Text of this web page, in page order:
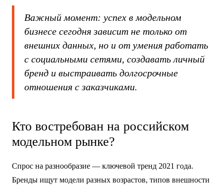
Важный момент: успех в модельном
бизнесе сегодня зависит не только от
внешних данных, но и от умения работать
с социальными сетями, создавать личный
бренд и выстраивать долгосрочные
отношения с заказчиками.
Кто востребован на российском
модельном рынке?
Спрос на разнообразие — ключевой тренд 2021 года.
Бренды ищут модели разных возрастов, типов внешности